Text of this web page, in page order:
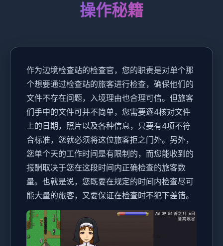
操作秘籍
作为边境检查站的检查官，您的职责是对单个那
个想要通过检查站的旅客进行检查，确保他们的
文件不存在问题，入境理由也合理可信。但旅客
们手中的文件可并不简单，您需要逐4核对文件
上的日期，照片以及各种信息，只要有4项不符
合标准，您就必须将这位旅客拒之门外。另外，
您单个天的工作时间是有限制的，而您能收到的
报酬取决于您在这段时间内正确检查的旅客数
量。也就是说，您既要在规定的时间内检查尽可
能大量的旅客，又要保证在检查时不犯下差错。